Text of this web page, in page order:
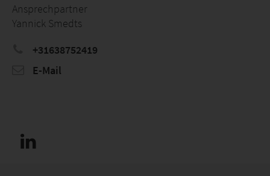
Ansprechpartner
Yannick Smedts
+31638752419
E-Mail